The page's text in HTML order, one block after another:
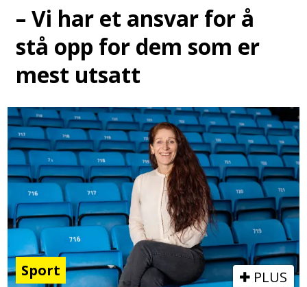
– Vi har et ansvar for å
stå opp for dem som er
mest utsatt
Sport PLUS